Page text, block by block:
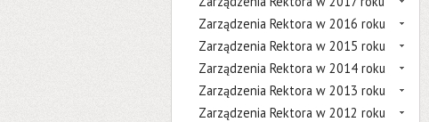
Zarządzenia Rektora w 2016 roku
Zarządzenia Rektora w 2015 roku
Zarządzenia Rektora w 2014 roku
Zarządzenia Rektora w 2013 roku
Zarządzenia Rektora w 2012 roku